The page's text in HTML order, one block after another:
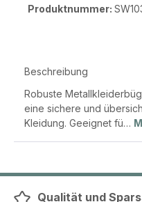
Produktnummer:
Beschreibung
Robuste
eine sichere und
Kleidung. Geeignet fü…
Qualität und